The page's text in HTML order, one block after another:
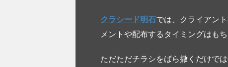
クラシード明石では、クライアン
メントや配布するタイミングはも
ただただチラシをばら撒くだけで